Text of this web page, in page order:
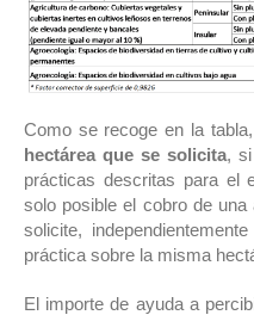
Como se recoge en la tabla,
hectárea que se solicita,
prácticas descritas para el
solo posible el cobro de
solicite,
práctica sobre la misma
El importe de ayuda a